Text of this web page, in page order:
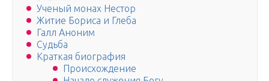
Ученый монах Нестор
Житие Бориса и Глеба
Галл Аноним
Судьба
Краткая биография
Происхождение